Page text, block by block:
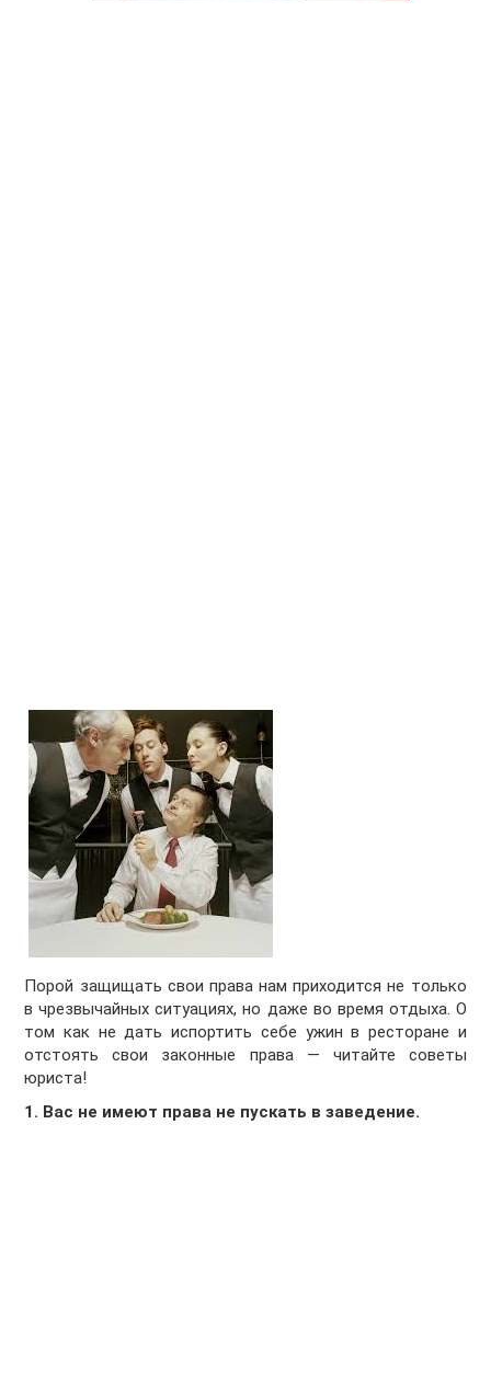
Порой защищать свои права нам приходится не только
в чрезвычайных ситуациях, но даже во время отдыха. О
том как не дать испортить себе ужин в ресторане и
отстоять свои законные права — читайте советы
юриста!
1. Вас не имеют права не пускать в заведение.